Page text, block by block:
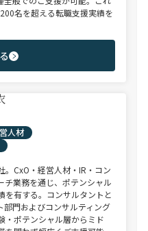
名を超える転職支援実績を
人材
。CxO・経営人材・IR・コン
チ業務を通じ、ポテンシャル
を有する。コンサルタントと
部門およびコンサルティング
・ポテンシャル層からミド